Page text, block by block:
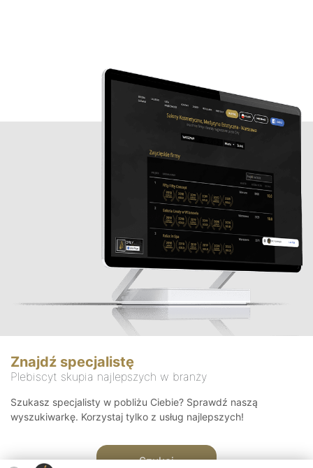
Znajdź specjalistę
Plebiscyt skupia najlepszych w branży
Szukasz specjalisty w pobliżu Ciebie? Sprawdź naszą
wyszukiwarkę. Korzystaj tylko z usług najlepszych!
Szukaj